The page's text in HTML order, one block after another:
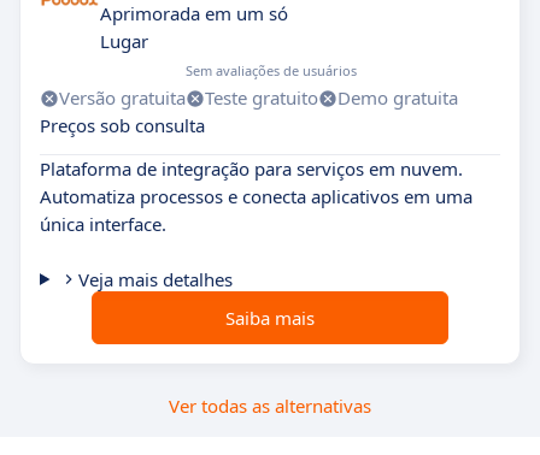
Aprimorada em um só
Lugar
Sem avaliações de usuários
Versão gratuita Teste gratuito
Demo gratuita
Preços sob consulta
Plataforma de integração para serviços em nuvem.
Automatiza processos e conecta aplicativos em uma
única interface.
Veja mais detalhes
Saiba mais
Ver todas as alternativas